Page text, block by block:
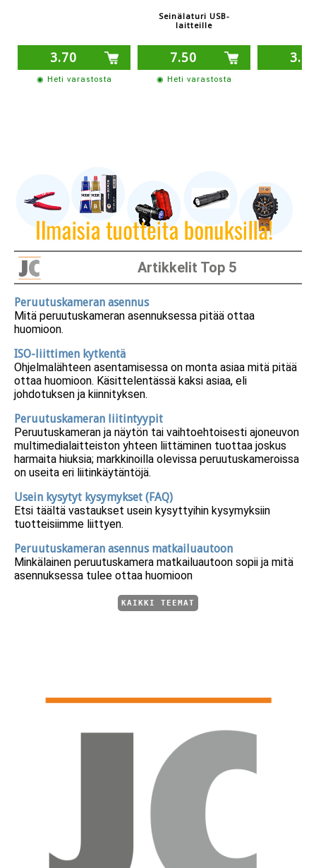
3.70
◉ Heti varastosta
Seinälaturi USB-
laitteille
7.50
◉ Heti varastosta
3.70
Artikkelit Top 5
Peruutuskameran asennus
Mitä peruutuskameran asennuksessa pitää ottaa
huomioon.
ISO-liittimen kytkentä
Ohjelmalähteen asentamisessa on monta asiaa mitä pitää
ottaa huomioon. Käsittelentässä kaksi asiaa, eli
johdotuksen ja kiinnityksen.
Peruutuskameran liitintyypit
Peruutuskameran ja näytön tai vaihtoehtoisesti ajoneuvon
multimedialaitteiston yhteen liittäminen tuottaa joskus
harmaita hiuksia; markkinoilla olevissa peruutuskameroissa
on useita eri liitinkäytäntöjä.
Usein kysytyt kysymykset (FAQ)
Etsi täältä vastaukset usein kysyttyihin kysymyksiin
tuotteisiimme liittyen.
Peruutuskameran asennus matkailuautoon
Minkälainen peruutuskamera matkailuautoon sopii ja mitä
asennuksessa tulee ottaa huomioon
KAIKKI TEEMAT